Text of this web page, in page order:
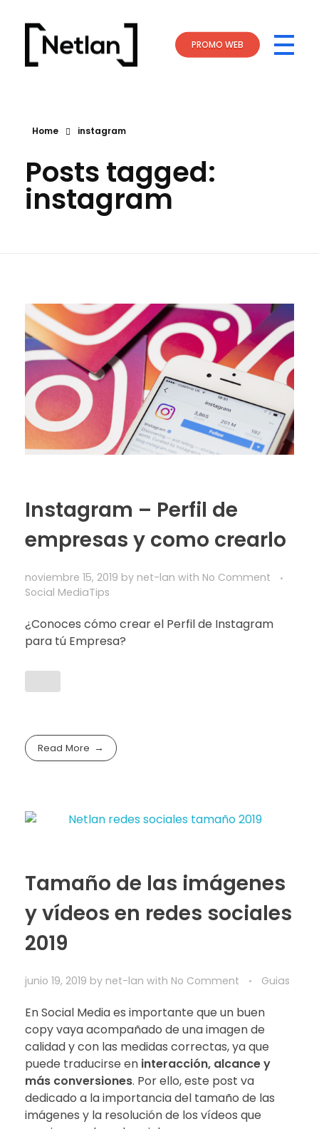
PROMO WEB
Home instagram
Posts tagged:
instagram
Instagram – Perfil de
empresas y como crearlo
noviembre 15, 2019 by net-lan with No Comment
Social MediaTips
¿Conoces cómo crear el Perfil de Instagram
para tú Empresa?
Read More
Tamaño de las imágenes
y vídeos en redes sociales
2019
junio 19, 2019 by net-lan with No Comment Guias
En Social Media es importante que un buen
copy vaya acompañado de una imagen de
calidad y con las medidas correctas, ya que
puede traducirse en interacción, alcance y
más conversiones. Por ello, este post va
dedicado a la importancia del tamaño de las
imágenes y la resolución de los vídeos que